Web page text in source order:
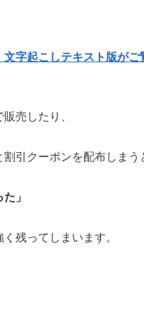
文字起こしテキスト版がご
売したり、
引クーポンを配布しまう
」
残ってしまいます。